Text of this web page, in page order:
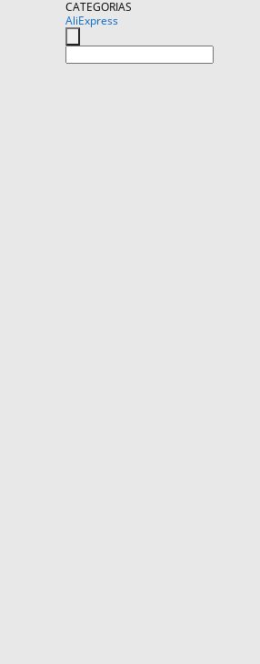
CATEGORIAS
AliExpress